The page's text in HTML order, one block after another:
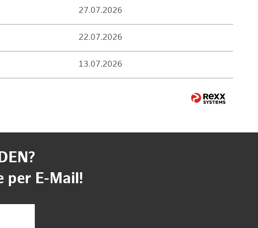
27.07.2026
22.07.2026
13.07.2026
per E-Mail!